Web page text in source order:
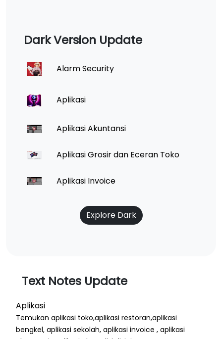
Dark Version Update
Alarm Security
Aplikasi
Aplikasi Akuntansi
Aplikasi Grosir dan Eceran Toko
Aplikasi Invoice
Explore Dark
Text Notes Update
Aplikasi
Temukan aplikasi toko,aplikasi restoran,aplikasi
bengkel, aplikasi sekolah, aplikasi invoice , aplikasi